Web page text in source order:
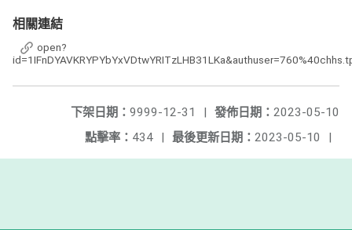
相關連結
open?
發佈日期： 2023-05-10
下架日期： 9999-12-31
|
最後更新日期： 2023-05-10 |
點擊率： 434 |